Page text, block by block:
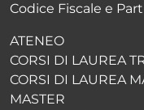
Codice Fiscale e
ATENEO
CORSI DI LAUREA
CORSI DI LAUREA
MASTER